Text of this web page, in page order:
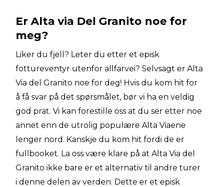
Er Alta via Del Granito noe for
meg?
Liker du fjell? Leter du etter et episk
fottureventyr utenfor allfarvei? Selvsagt er Alta
Via del Granito noe for deg! Hvis du kom hit for
å få svar på det spørsmålet, bør vi ha en veldig
god prat. Vi kan forestille oss at du ser etter noe
annet enn de utrolig populære Alta Viaene
lenger nord. Kanskje du kom hit fordi de er
fullbooket. La oss være klare på at Alta Via del
Granito ikke bare er et alternativ til andre turer
i denne delen av verden. Dette er et episk